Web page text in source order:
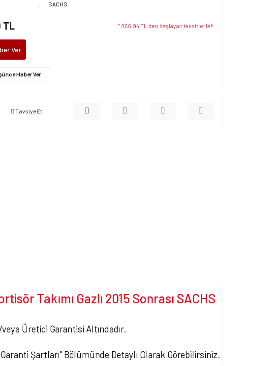
SACHS
TL * 866,94 TL den başlayan taksitlerle!!
Ver
Haber Ver
Tavsiye Et
Takımı Gazlı 2015 Sonrası SACHS
Üretici Garantisi Altındadır.
Şartları" Bölümünde Detaylı Olarak Görebilirsiniz.